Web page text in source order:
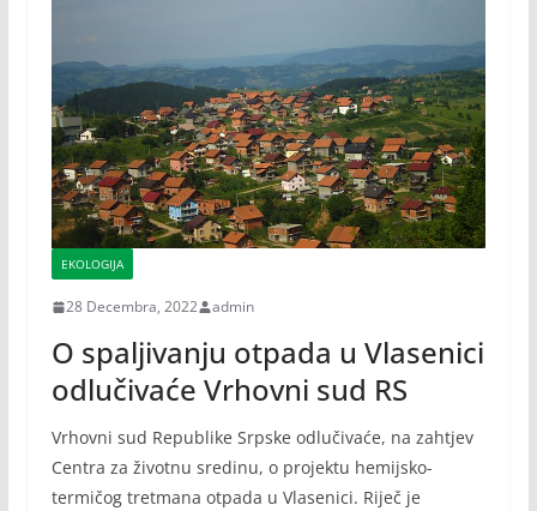
EKOLOGIJA
28 Decembra, 2022 admin
O spaljivanju otpada u Vlasenici
odlučivaće Vrhovni sud RS
Vrhovni sud Republike Srpske odlučivaće, na zahtjev
Centra za životnu sredinu, o projektu hemijsko-
termičog tretmana otpada u Vlasenici. Riječ je